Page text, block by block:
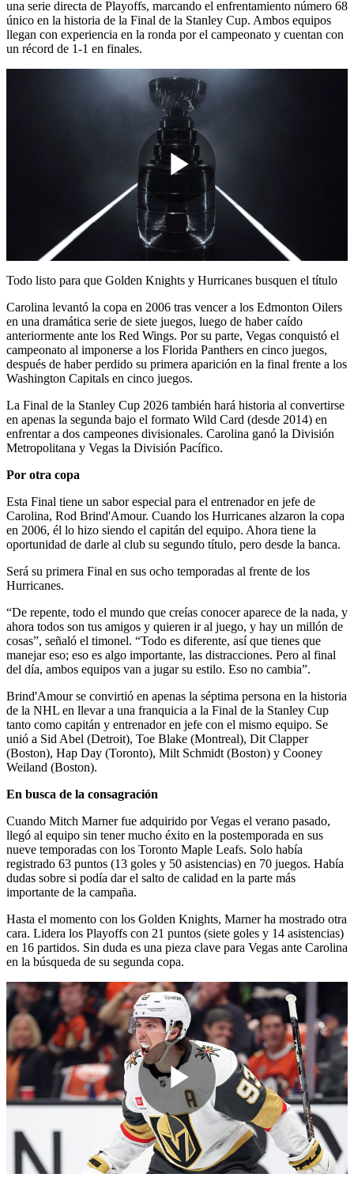
una serie directa de Playoffs, marcando el enfrentamiento número 68
único en la historia de la Final de la Stanley Cup. Ambos equipos
llegan con experiencia en la ronda por el campeonato y cuentan con
un récord de 1-1 en finales.
Play
Video
Todo listo para que Golden Knights y Hurricanes busquen el título
Carolina levantó la copa en 2006 tras vencer a los Edmonton Oilers
en una dramática serie de siete juegos, luego de haber caído
anteriormente ante los Red Wings. Por su parte, Vegas conquistó el
campeonato al imponerse a los Florida Panthers en cinco juegos,
después de haber perdido su primera aparición en la final frente a los
Washington Capitals en cinco juegos.
La Final de la Stanley Cup 2026 también hará historia al convertirse
en apenas la segunda bajo el formato Wild Card (desde 2014) en
enfrentar a dos campeones divisionales. Carolina ganó la División
Metropolitana y Vegas la División Pacífico.
Por otra copa
Esta Final tiene un sabor especial para el entrenador en jefe de
Carolina, Rod Brind'Amour. Cuando los Hurricanes alzaron la copa
en 2006, él lo hizo siendo el capitán del equipo. Ahora tiene la
oportunidad de darle al club su segundo título, pero desde la banca.
Será su primera Final en sus ocho temporadas al frente de los
Hurricanes.
“De repente, todo el mundo que creías conocer aparece de la nada, y
ahora todos son tus amigos y quieren ir al juego, y hay un millón de
cosas”, señaló el timonel. “Todo es diferente, así que tienes que
manejar eso; eso es algo importante, las distracciones. Pero al final
del día, ambos equipos van a jugar su estilo. Eso no cambia”.
Brind'Amour se convirtió en apenas la séptima persona en la historia
de la NHL en llevar a una franquicia a la Final de la Stanley Cup
tanto como capitán y entrenador en jefe con el mismo equipo. Se
unió a Sid Abel (Detroit), Toe Blake (Montreal), Dit Clapper
(Boston), Hap Day (Toronto), Milt Schmidt (Boston) y Cooney
Weiland (Boston).
En busca de la consagración
Cuando Mitch Marner fue adquirido por Vegas el verano pasado,
llegó al equipo sin tener mucho éxito en la postemporada en sus
nueve temporadas con los Toronto Maple Leafs. Solo había
registrado 63 puntos (13 goles y 50 asistencias) en 70 juegos. Había
dudas sobre si podía dar el salto de calidad en la parte más
importante de la campaña.
Hasta el momento con los Golden Knights, Marner ha mostrado otra
cara. Lidera los Playoffs con 21 puntos (siete goles y 14 asistencias)
en 16 partidos. Sin duda es una pieza clave para Vegas ante Carolina
en la búsqueda de su segunda copa.
Play